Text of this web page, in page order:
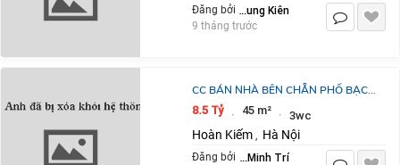
Đăng bởi Nguyễn Trung Kiên
9 tháng trước
CC BÁN NHÀ BÊN CHẴN PHỐ BẠCH
ĐẰNG, 45M2X 3 TẦNG, 4 NGỦ, 25M
RA MẶT PHỐ, 8.X TỶ
8.5 Tỷ · 45 m² · 3wc
Hoàn Kiếm , Hà Nội
Đăng bởi Lê Minh Trí